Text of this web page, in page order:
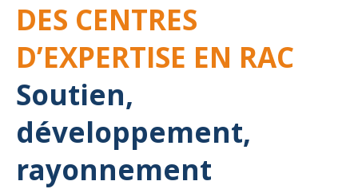
DES CENTRES
D’EXPERTISE EN RAC
Soutien,
développement,
rayonnement